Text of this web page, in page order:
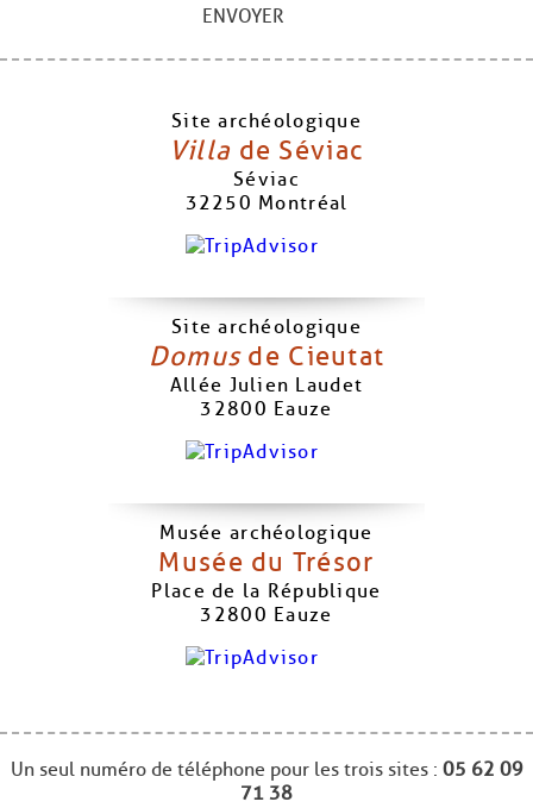
ENVOYER
Site archéologique
Villa de Séviac
Séviac
32250 Montréal
Site archéologique
Domusde Cieutat
Allée Julien Laudet
32800 Eauze
Musée archéologique
Musée du Trésor
Place de la République
32800 Eauze
Un seul numéro de téléphone pour les trois sites : 05 62 09
71 38